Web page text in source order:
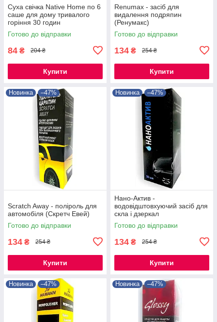
Суха свічка Native Home по 6
саше для дому тривалого
горіння 30 годин
Готово до відправки
84 ₴ 204 ₴
Купити
Renumax - засіб для
видалення подряпин
(Ренумакс)
Готово до відправки
134 ₴ 254 ₴
Купити
Новинка –47%
Scratch Away - поліроль для
автомобіля (Скретч Евей)
Готово до відправки
134 ₴ 254 ₴
Купити
Новинка –47%
Нано-Актив -
водовідштовхуючий засіб для
скла і дзеркал
Готово до відправки
134 ₴ 254 ₴
Купити
Новинка –47% Новинка –47%